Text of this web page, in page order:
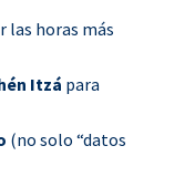
las horas más
Itzá para
(no solo “datos